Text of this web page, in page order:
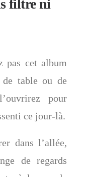
filtre ni
pas cet album
table ou de
pour
ce jour-là.
dans l’allée,
de regards